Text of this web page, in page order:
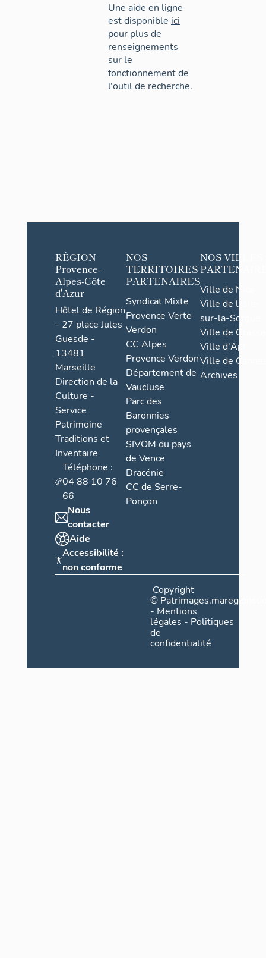
Une aide en ligne
est disponible ici
pour plus de
renseignements
sur le
fonctionnement de
l'outil de recherche.
RÉGION
Provence-
Alpes-Côte
d'Azur
Hôtel de Région
- 27 place Jules
Guesde -
13481
Marseille
Direction de la
Culture -
Service
Patrimoine
Traditions et
Inventaire
Téléphone :
04 88 10 76
66
Nous
contacter
Aide
Accessibilité :
non conforme
NOS
TERRITOIRES
PARTENAIRES
Syndicat Mixte
Provence Verte
Verdon
CC Alpes
Provence Verdon
Département de
Vaucluse
Parc des
Baronnies
provençales
SIVOM du pays
de Vence
Dracénie
CC de Serre-
Ponçon
NOS VILLES
Ville de Nice
Ville de l'Isle-
sur-la-Sorgue
Ville de Grasse
Ville d'Apt
Ville de
Archives
Copyright
©
- Mentions
légales - Politiques
de
confidentialité